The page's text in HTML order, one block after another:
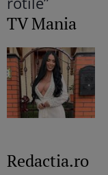
TV Mania
Redactia.ro